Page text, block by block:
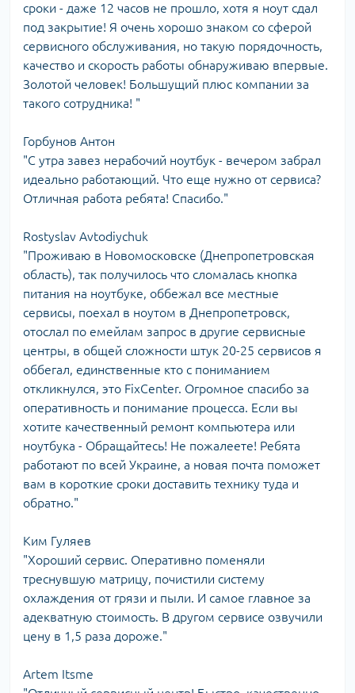
сроки - даже 12 часов не прошло, хотя я ноут сдал
под закрытие! Я очень хорошо знаком со сферой
сервисного обслуживания, но такую порядочность,
качество и скорость работы обнаруживаю впервые.
Золотой человек! Большущий плюс компании за
такого сотрудника! "
Горбунов Антон
"С утра завез нерабочий ноутбук - вечером забрал
идеально работающий. Что еще нужно от сервиса?
Отличная работа ребята! Спасибо."
Rostyslav Avtodiychuk
"Проживаю в Новомосковске (Днепропетровская
область), так получилось что сломалась кнопка
питания на ноутбуке, оббежал все местные
сервисы, поехал в ноутом в Днепропетровск,
отослал по емейлам запрос в другие сервисные
центры, в общей сложности штук 20-25 сервисов я
оббегал, единственные кто с пониманием
откликнулся, это FixCenter. Огромное спасибо за
оперативность и понимание процесса. Если вы
хотите качественный ремонт компьютера или
ноутбука - Обращайтесь! Не пожалеете! Ребята
работают по всей Украине, а новая почта поможет
вам в короткие сроки доставить технику туда и
обратно."
Ким Гуляев
"Хороший сервис. Оперативно поменяли
треснувшую матрицу, почистили систему
охлаждения от грязи и пыли. И самое главное за
адекватную стоимость. В другом сервисе озвучили
цену в 1,5 раза дороже."
Artem Itsme